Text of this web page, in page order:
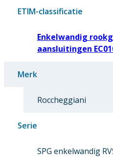
ETIM-classificatie
Enkelwandig
aansluitingen
Merk
Roccheggiani
Serie
SPG enkelwandig